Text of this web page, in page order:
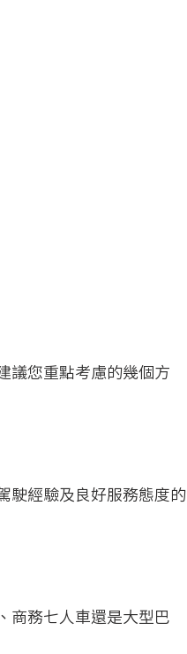
議您重點考慮的幾個方
駛經驗及良好服務態度的
商務七人車還是大型巴